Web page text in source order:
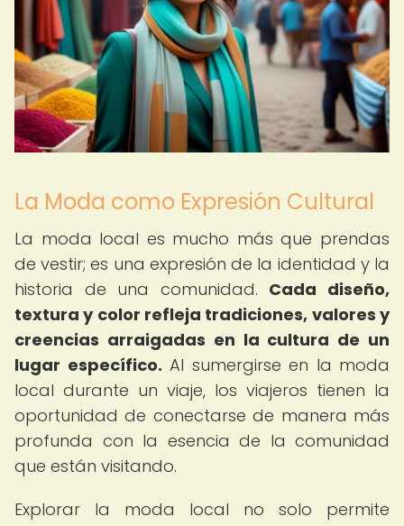
La Moda como Expresión Cultural
La moda local es mucho más que prendas
de vestir; es una expresión de la identidad y la
historia de una comunidad. Cada diseño,
textura y color refleja tradiciones, valores y
creencias arraigadas en la cultura de un
lugar específico. Al sumergirse en la moda
local durante un viaje, los viajeros tienen la
oportunidad de conectarse de manera más
profunda con la esencia de la comunidad
que están visitando.
Explorar la moda local no solo permite